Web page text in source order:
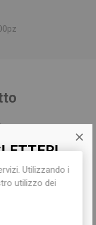
ultime
×
Utilizzando i
utilizzo dei